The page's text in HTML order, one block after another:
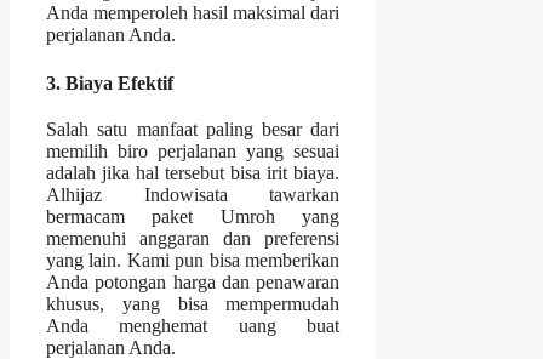
Anda memperoleh hasil maksimal dari
perjalanan Anda.
3. Biaya Efektif
Salah satu manfaat paling besar dari
memilih biro perjalanan yang sesuai
adalah jika hal tersebut bisa irit biaya.
Alhijaz Indowisata tawarkan
bermacam paket Umroh yang
memenuhi anggaran dan preferensi
yang lain. Kami pun bisa memberikan
Anda potongan harga dan penawaran
khusus, yang bisa mempermudah
Anda menghemat uang buat
perjalanan Anda.